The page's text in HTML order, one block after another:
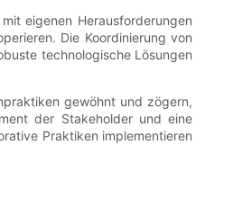
eigenen Herausforderungen
Die Koordinierung von
technologische Lösungen
gewöhnt und zögern,
der Stakeholder und eine
Praktiken implementieren